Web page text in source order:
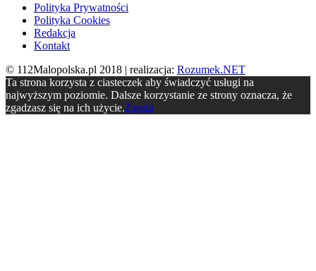
Polityka Prywatności
Polityka Cookies
Redakcja
Kontakt
© 112Malopolska.pl 2018 | realizacja: Rozumek.NET
Ta strona korzysta z ciasteczek aby świadczyć usługi na
najwyższym poziomie. Dalsze korzystanie ze strony oznacza, że
zgadzasz się na ich użycie.Zgoda